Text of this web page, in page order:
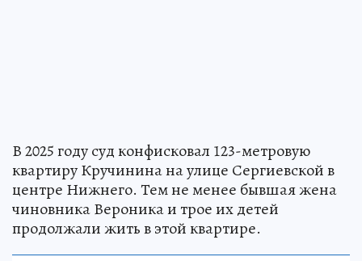
В 2025 году суд конфисковал 123-метровую
квартиру Кручинина на улице Сергиевской в
центре Нижнего. Тем не менее бывшая жена
чиновника Вероника и трое их детей
продолжали жить в этой квартире.